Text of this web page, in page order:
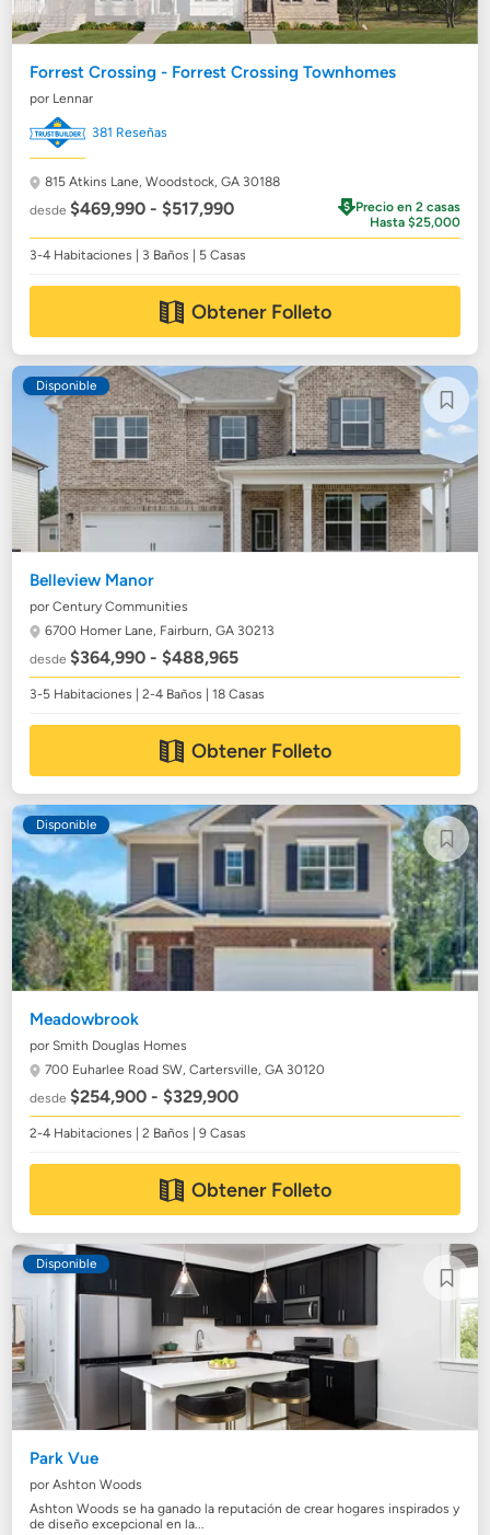
Forrest Crossing - Forrest Crossing Townhomes
por Lennar
381 Reseñas
815 Atkins Lane,Woodstock, GA 30188
desde$469,990 - $517,990
Precio en 2 casas
Hasta $25,000
3-4 Habitaciones | 3 Baños | 5 Casas
Obtener Folleto
Disponible
Belleview Manor
por Century Communities
6700 Homer Lane, Fairburn, GA 30213
desde$364,990 - $488,965
3-5 Habitaciones | 2-4 Baños | 18 Casas
Obtener Folleto
Disponible
Meadowbrook
por Smith Douglas Homes
700 Euharlee Road SW,Cartersville, GA 30120
desde$254,900 - $329,900
2-4 Habitaciones | 2 Baños | 9 Casas
Obtener Folleto
Disponible
Park Vue
por Ashton Woods
Ashton Woods se ha ganado la reputación de crear hogares inspirados y
de diseño excepcional en la...